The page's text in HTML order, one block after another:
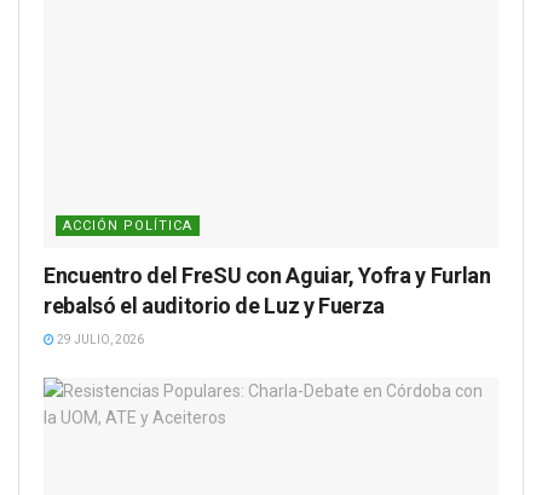
ACCIÓN POLÍTICA
Encuentro del FreSU con Aguiar, Yofra y Furlan
rebalsó el auditorio de Luz y Fuerza
29 JULIO, 2026